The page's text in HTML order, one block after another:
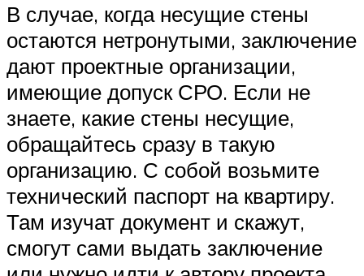
В случае, когда несущие стены
остаются нетронутыми, заключение
дают проектные организации,
имеющие допуск СРО. Если не
знаете, какие стены несущие,
обращайтесь сразу в такую
организацию. С собой возьмите
технический паспорт на квартиру.
Там изучат документ и скажут,
смогут сами выдать заключение